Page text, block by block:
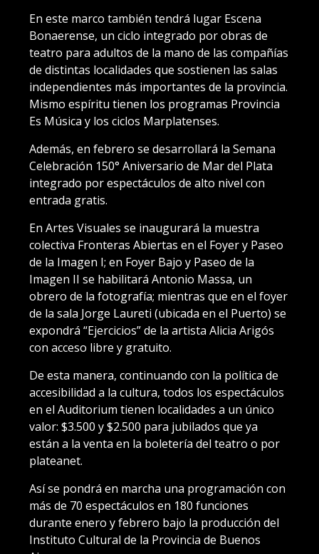
En este marco también tendrá lugar Escena
Bonaerense, un ciclo integrado por obras de
teatro para adultos de la mano de las compañías
de distintas localidades que sostienen las salas
independientes más importantes de la provincia.
Mismo espíritu tienen los programas Provincia
Es Música y los ciclos Marplatenses.
Además, en febrero se desarrollará la Semana
Celebración 150° Aniversario de Mar del Plata
integrado por espectáculos de alto nivel con
entrada gratis.
En Artes Visuales se inaugurará la muestra
colectiva Fronteras Abiertas en el Foyer y Paseo
de la Imagen I; en Foyer Bajo y Paseo de la
Imagen II se habilitará Antonio Massa, un
obrero de la fotografía; mientras que en el foyer
de la sala Jorge Laureti (ubicada en el Puerto) se
expondrá “Ejercicios” de la artista Alicia Arigós
con acceso libre y gratuito.
De esta manera, continuando con la política de
accesibilidad a la cultura, todos los espectáculos
en el Auditorium tienen localidades a un único
valor: $3.500 y $2.500 para jubilados que ya
están a la venta en la boletería del teatro o por
plateanet.
Así se pondrá en marcha una programación con
más de 70 espectáculos en 180 funciones
durante enero y febrero bajo la producción del
Instituto Cultural de la Provincia de Buenos